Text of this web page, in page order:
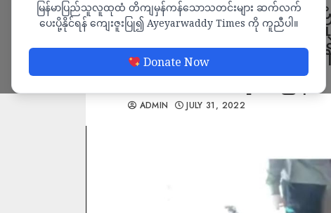
မြန်မာပြည်သူလူထုထံ တိကျမှန်ကန်သောသတင်းများ ဆက်လက်
ပေးပို့နိုင်ရန် ကျေးဇူးပြု၍ Ayeyarwaddy Times ကို ကူညီပါ။
Donate Now
ရန်ကုန်မြို့တော်ခန်း
ဒဏ်ရာရသူတွေဟာ ရဲ
စစ်ကောင်စီထုတ်ပြန်
ADMIN JULY 31, 2022